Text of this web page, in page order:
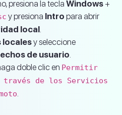
presiona la tecla Windows +
y presiona Intro para abrir
local
localesy seleccione
de usuario
doble clic en Permitir
de los Servicios